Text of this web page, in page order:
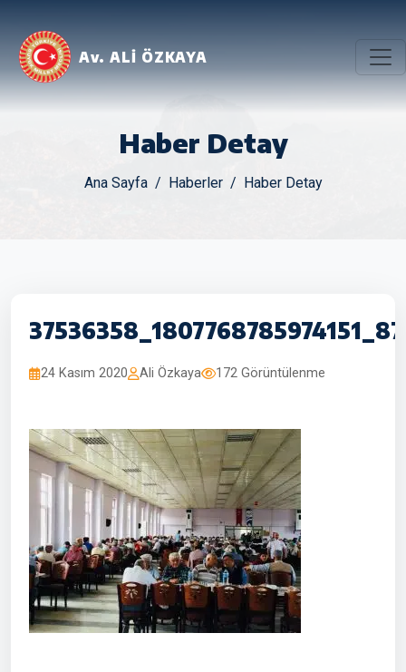
Av. ALİ ÖZKAYA
Haber Detay
Ana Sayfa Haberler Haber Detay
24 Kasım 2020 Ali Özkaya 172 Görüntülenme